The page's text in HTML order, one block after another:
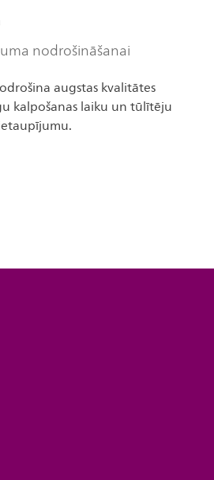
nodrošināšanai
augstas kvalitātes
kalpošanas laiku un tūlītēju